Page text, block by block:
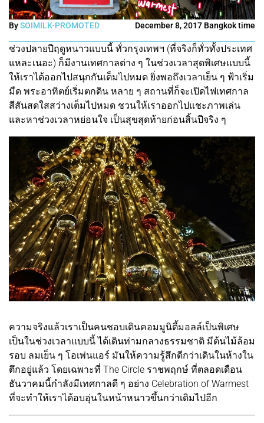
BySOIMILK-PROMOTED December 8, 2017 Bangkok time
ช่วงปลายปีฤดูหนาวแบบนี้ ทั่วกรุงเทพฯ (ที่จริงก็ทั่วทั้งประเทศ
แหละเนอะ) ก็มีงานเทศกาลต่าง ๆ ในช่วงเวลาสุดพิเศษแบบนี้
ให้เราได้ออกไปสนุกกันเต็มไปหมด ยิ่งพอถึงเวลาเย็น ๆ ฟ้าเริ่ม
มืด พระอาทิตย์เริ่มตกดิน หลาย ๆ สถานที่ก็จะเปิดไฟเทศกาล
สีสันสดใสสว่างเต็มไปหมด ชวนให้เราออกไปแชะภาพเล่น
และหาช่วงเวลาหย่อนใจ เป็นสุขสุดท้ายก่อนสิ้นปีจริง ๆ
ความจริงแล้วเราเป็นคนชอบเดินคอมมูนิตี้มอลล์เป็นพิเศษ
เป็นในช่วงเวลาแบบนี้ ได้เดินท่ามกลางธรรมชาติ มีต้นไม้ล้อม
รอบ ลมเย็น ๆ โอเพ่นแอร์ มันให้ความรู้สึกดีกว่าเดินในห้างใน
ตึกอยู่แล้ว โดยเฉพาะที่ The Circle ราชพฤกษ์ ที่ตลอดเดือน
ธันวาคมนี้กำลังมีเทศกาลดี ๆ อย่าง Celebration of Warmest
ที่จะทำให้เราได้อบอุ่นในหน้าหนาวขึ้นกว่าเดิมไปอีก